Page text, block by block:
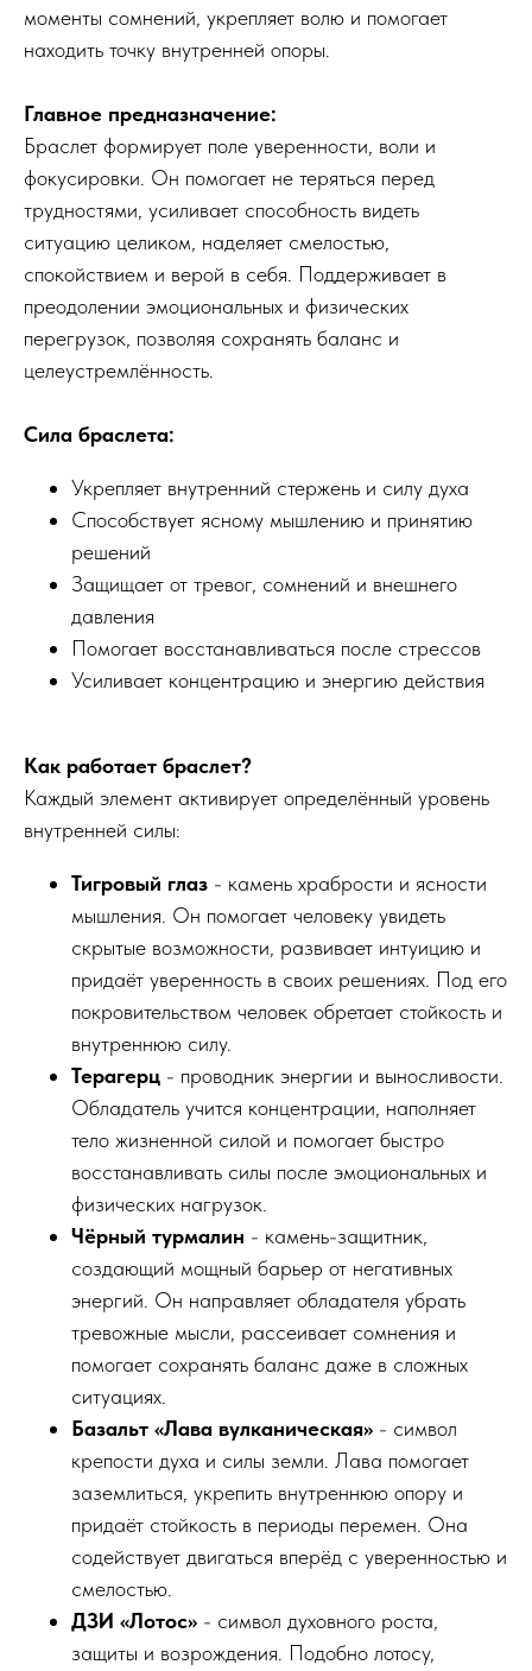
моменты сомнений, укрепляет волю и помогает
находить точку внутренней опоры.
Главное предназначение:
Браслет формирует поле уверенности, воли и
фокусировки. Он помогает не теряться перед
трудностями, усиливает способность видеть
ситуацию целиком, наделяет смелостью,
спокойствием и верой в себя. Поддерживает в
преодолении эмоциональных и физических
перегрузок, позволяя сохранять баланс и
целеустремлённость.
Сила браслета:
Укрепляет внутренний стержень и силу духа
Способствует ясному мышлению и принятию
решений
Защищает от тревог, сомнений и внешнего
давления
Помогает восстанавливаться после стрессов
Усиливает концентрацию и энергию действия
Как работает браслет?
Каждый элемент активирует определённый уровень
внутренней силы:
Тигровый глаз - камень храбрости и ясности
мышления. Он помогает человеку увидеть
скрытые возможности, развивает интуицию и
придаёт уверенность в своих решениях. Под его
покровительством человек обретает стойкость и
внутреннюю силу.
Терагерц - проводник энергии и выносливости.
Обладатель учится концентрации, наполняет
тело жизненной силой и помогает быстро
восстанавливать силы после эмоциональных и
физических нагрузок.
Чёрный турмалин - камень-защитник,
создающий мощный барьер от негативных
энергий. Он направляет обладателя убрать
тревожные мысли, рассеивает сомнения и
помогает сохранять баланс даже в сложных
ситуациях.
Базальт «Лава вулканическая» - символ
крепости духа и силы земли. Лава помогает
заземлиться, укрепить внутреннюю опору и
придаёт стойкость в периоды перемен. Она
содействует двигаться вперёд с уверенностью и
смелостью.
ДЗИ «Лотос» - символ духовного роста,
защиты и возрождения. Подобно лотосу,